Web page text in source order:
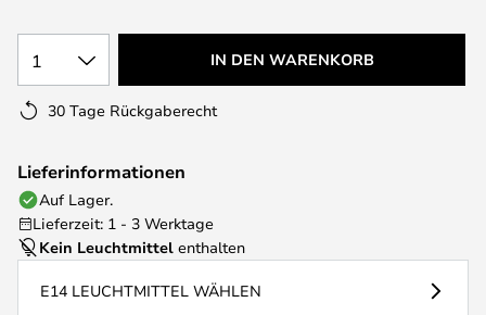
1 IN DEN WARENKORB
30 Tage Rückgaberecht
Lieferinformationen
Auf Lager.
Lieferzeit: 1 - 3 Werktage
Kein Leuchtmittel enthalten
E14 LEUCHTMITTEL WÄHLEN